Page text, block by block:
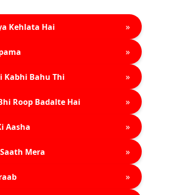
Kehlata Hai »
»
Kabhi Bahu Thi »
Roop Badalte Hai »
Aasha »
Mera »
»